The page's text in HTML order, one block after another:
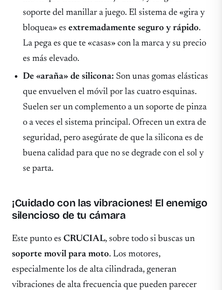
soporte del manillar a juego. El sistema de «gira y
bloquea» esextremadamente seguro y rápido.
La pega es que te «casas» con la marca y su precio
es más elevado.
De «araña» de silicona: Son unas gomas elásticas
que envuelven el móvil por las cuatro esquinas.
Suelen ser un complemento a un soporte de pinza
o a veces el sistema principal. Ofrecen un extra de
seguridad, pero asegúrate de que la silicona es de
buena calidad para que no se degrade con el sol y
se parta.
¡Cuidado con las vibraciones! El enemigo
silencioso de tu cámara
Este punto es CRUCIAL, sobre todo si buscas un
soporte movil para moto. Los motores,
especialmente los de alta cilindrada, generan
vibraciones de alta frecuencia que pueden parecer